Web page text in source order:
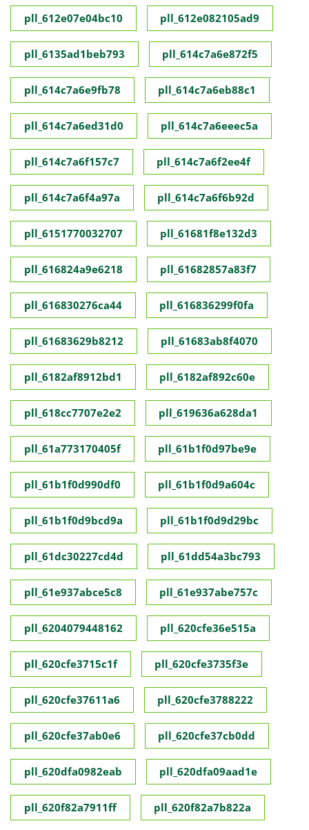
pll_612e07e04bc10 pll_612e082105ad9
pll_6135ad1beb793 pll_614c7a6e872f5
pll_614c7a6e9fb78 pll_614c7a6eb88c1
pll_614c7a6ed31d0 pll_614c7a6eeec5a
pll_614c7a6f157c7 pll_614c7a6f2ee4f
pll_614c7a6f4a97a pll_614c7a6f6b92d
pll_6151770032707 pll_61681f8e132d3
pll_616824a9e6218 pll_61682857a83f7
pll_616830276ca44 pll_616836299f0fa
pll_61683629b8212 pll_61683ab8f4070
pll_6182af8912bd1 pll_6182af892c60e
pll_618cc7707e2e2 pll_619636a628da1
pll_61a773170405f pll_61b1f0d97be9e
pll_61b1f0d990df0 pll_61b1f0d9a604c
pll_61b1f0d9bcd9a pll_61b1f0d9d29bc
pll_61dc30227cd4d pll_61dd54a3bc793
pll_61e937abce5c8 pll_61e937abe757c
pll_6204079448162 pll_620cfe36e515a
pll_620cfe3715c1f pll_620cfe3735f3e
pll_620cfe37611a6 pll_620cfe3788222
pll_620cfe37ab0e6 pll_620cfe37cb0dd
pll_620dfa0982eab pll_620dfa09aad1e
pll_620f82a7911ff pll_620f82a7b822a